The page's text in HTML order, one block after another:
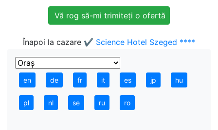
Înapoi la cazare ✔️ Science Hotel Szeged ****
en de fr it es jp hu
pl nl se ru ro